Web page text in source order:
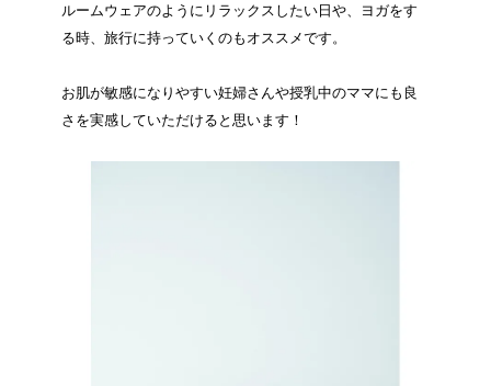
ルームウェアのようにリラックスしたい日や、ヨガをす
る時、旅行に持っていくのもオススメです。
お肌が敏感になりやすい妊婦さんや授乳中のママにも良
さを実感していただけると思います！